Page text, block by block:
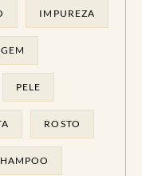
IMPUREZA
PELE
ROSTO